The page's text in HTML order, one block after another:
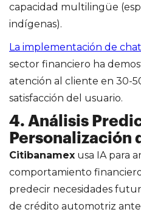
capacidad multilingüe
indígenas).
La implementación de
sector financiero ha
atención al cliente en 30-
satisfacción del usuario.
4. Análisis
Personalización
Citibanamex usa IA para
comportamiento
predecir necesidades
de crédito automotriz